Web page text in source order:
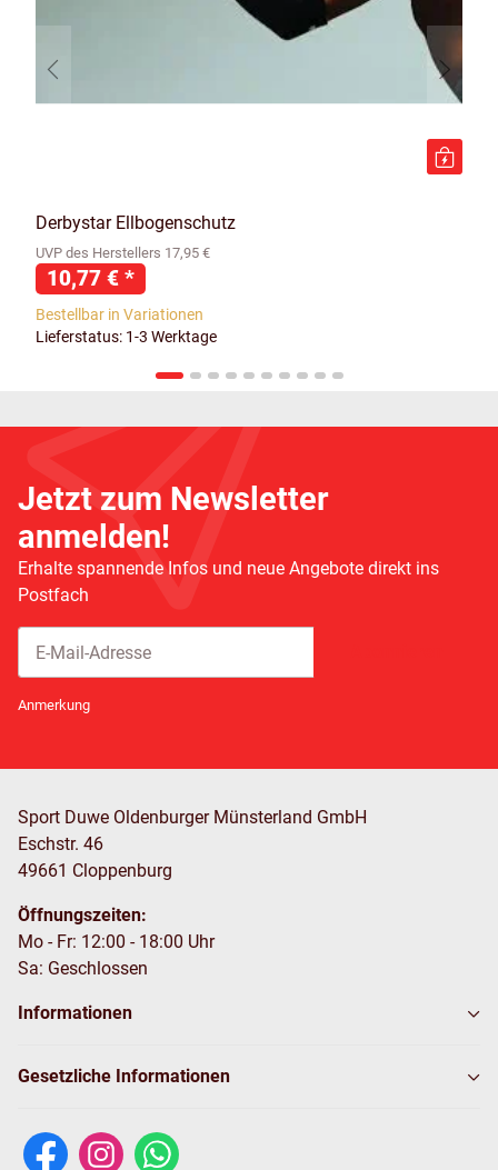
Derbystar Ellbogenschutz
UVP des Herstellers 17,95 €
10,77 € *
Bestellbar in Variationen
Lieferstatus: 1-3 Werktage
Jetzt zum Newsletter
anmelden!
Erhalte spannende Infos und neue Angebote direkt ins
Postfach
Anmerkung
Sport Duwe Oldenburger Münsterland GmbH
Eschstr. 46
49661 Cloppenburg
Öffnungszeiten:
Mo - Fr: 12:00 - 18:00 Uhr
Sa: Geschlossen
Informationen
Gesetzliche Informationen